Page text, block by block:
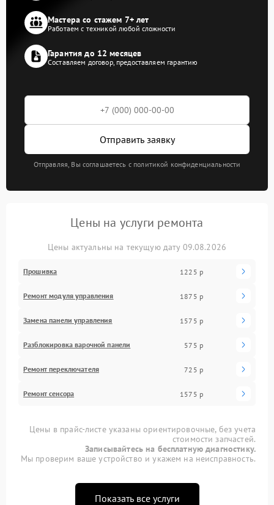
Мастера со стажем 7+ лет
Работаем с техникой любой сложности
Гарантия до 12 месяцев
Составляем договор, предоставляем гарантию
Отправить заявку
Отправляя, Вы соглашаетесь с политикой конфиденциальности
Цены на услуги ремонта
Цены актуальны на текущую дату 09.08.2026
Прошивка 1225 р
Ремонт модуля управления 1875 р
Замена панели управления 1575 р
Разблокировка варочной панели 575 р
Ремонт переключателя 725 р
Ремонт сенсора 1575 р
Цены в прайс-листе указаны ориентировочные, без учета
стоимости запчастей.
Записывайтесь на бесплатную диагностику.
Мы проверим ваше устройство и укажем на неисправность.
Показать все услуги